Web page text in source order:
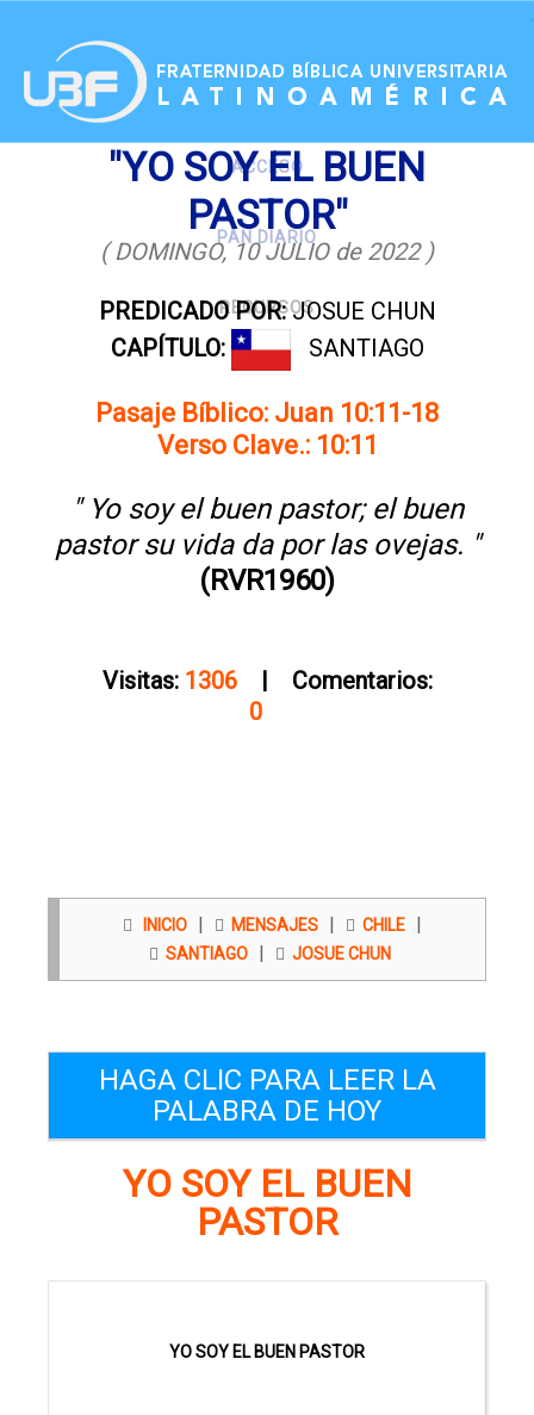
ACCESO
PAN DIARIO
RECURSOS
"YO SOY EL BUEN
PASTOR"
( DOMINGO, 10 JULIO de 2022 )
PREDICADO POR:JOSUE CHUN
CAPÍTULO:
SANTIAGO
Pasaje Bíblico: Juan 10:11-18
Verso Clave.: 10:11
" Yo soy el buen pastor; el buen
pastor su vida da por las ovejas. "
(RVR1960)
Visitas:1306
| Comentarios:
0
INICIO | MENSAJES | CHILE |
SANTIAGO | JOSUE CHUN
HAGA CLIC PARA LEER LA
PALABRA DE HOY
YO SOY EL BUEN
PASTOR
YO SOY EL BUEN PASTOR